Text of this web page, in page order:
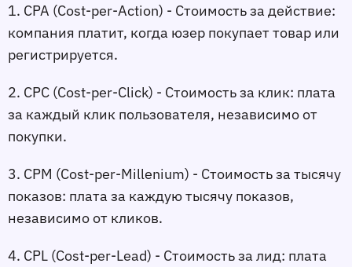
1. CPA (Cost-per-Action) - Стоимость за действие:
компания платит, когда юзер покупает товар или
регистрируется.
2. CPC (Cost-per-Click) - Стоимость за клик: плата
за каждый клик пользователя, независимо от
покупки.
3. CPM (Cost-per-Millenium) - Стоимость за тысячу
показов: плата за каждую тысячу показов,
независимо от кликов.
4. CPL (Cost-per-Lead) - Стоимость за лид: плата